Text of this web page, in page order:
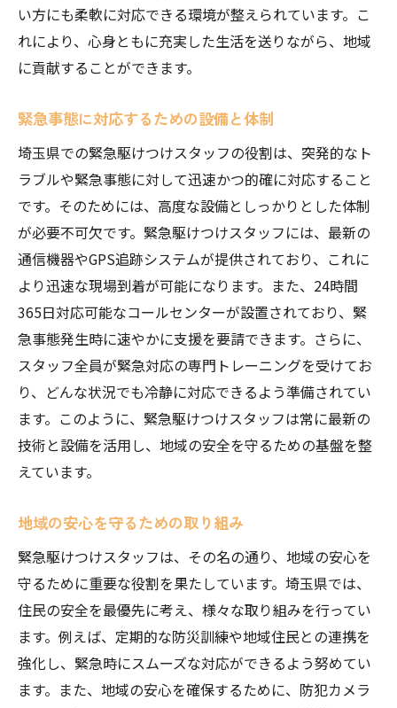
い方にも柔軟に対応できる環境が整えられています。こ
れにより、心身ともに充実した生活を送りながら、地域
に貢献することができます。
緊急事態に対応するための設備と体制
埼玉県での緊急駆けつけスタッフの役割は、突発的なト
ラブルや緊急事態に対して迅速かつ的確に対応すること
です。そのためには、高度な設備としっかりとした体制
が必要不可欠です。緊急駆けつけスタッフには、最新の
通信機器やGPS追跡システムが提供されており、これに
より迅速な現場到着が可能になります。また、24時間
365日対応可能なコールセンターが設置されており、緊
急事態発生時に速やかに支援を要請できます。さらに、
スタッフ全員が緊急対応の専門トレーニングを受けてお
り、どんな状況でも冷静に対応できるよう準備されてい
ます。このように、緊急駆けつけスタッフは常に最新の
技術と設備を活用し、地域の安全を守るための基盤を整
えています。
地域の安心を守るための取り組み
緊急駆けつけスタッフは、その名の通り、地域の安心を
守るために重要な役割を果たしています。埼玉県では、
住民の安全を最優先に考え、様々な取り組みを行ってい
ます。例えば、定期的な防災訓練や地域住民との連携を
強化し、緊急時にスムーズな対応ができるよう努めてい
ます。また、地域の安心を確保するために、防犯カメラ